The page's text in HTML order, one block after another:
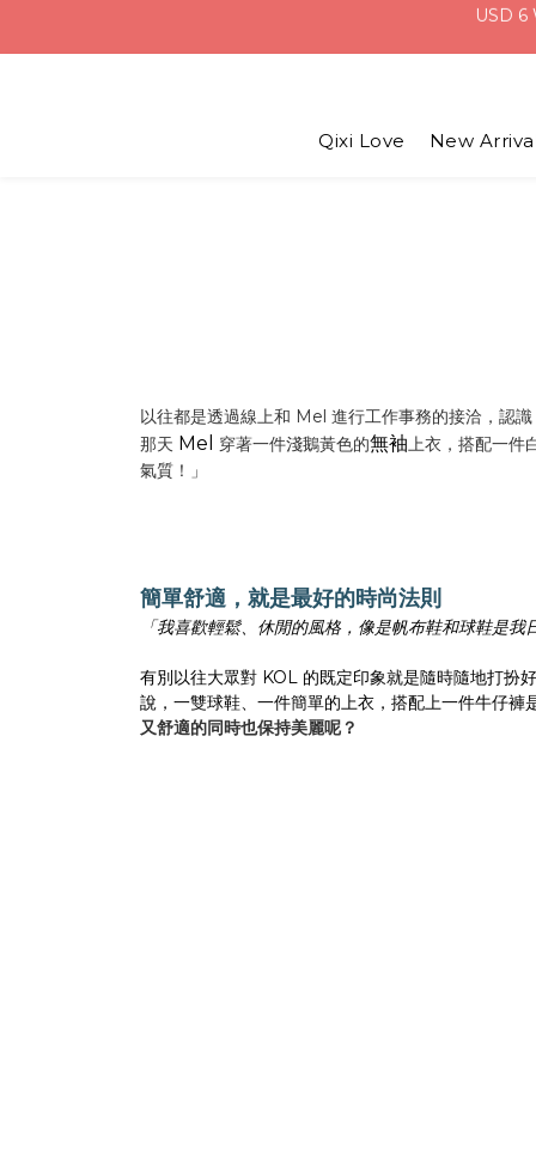
Qixi Love New
以往都是透過線上和 Mel 進行工作事務的接洽，認
那天 Mel 穿著一件淺鵝黃色的無袖上衣，搭配一件
氣質！」
簡單舒適，就是最好的時尚法則
「我喜歡輕鬆、休閒的風格，像是帆布鞋和球鞋是
有別以往大眾對 KOL 的既定印象就是隨時隨地打扮
說，一雙球鞋、一件簡單的上衣，搭配上一件牛仔
又舒適的同時也保持美麗呢？